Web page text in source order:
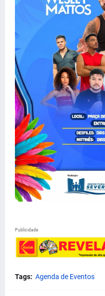
Publicidade
Tags: Agenda de Eventos